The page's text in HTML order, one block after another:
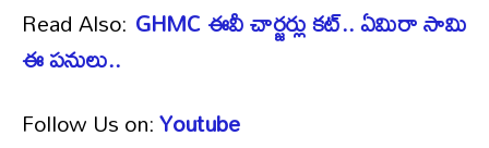
Read Also: GHMC ఈవీ చార్జర్లు కట్.. ఏమిరా సామి
ఈ పనులు..
Follow Us on:Youtube